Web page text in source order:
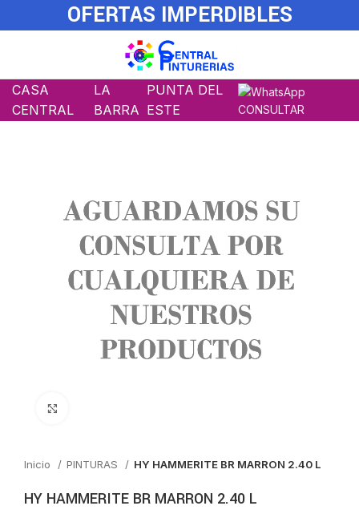
OFERTAS IMPERDIBLES
CASA
CENTRAL
LA
BARRA
PUNTA DEL
ESTE
CONSULTAR
Inicio PINTURAS HY HAMMERITE BR MARRON 2.40 L
HY HAMMERITE BR MARRON 2.40 L